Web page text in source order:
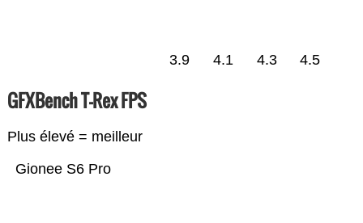
3.9 4.1 4.3 4.5
GFXBench T-Rex FPS
Plus élevé = meilleur
Gionee S6 Pro